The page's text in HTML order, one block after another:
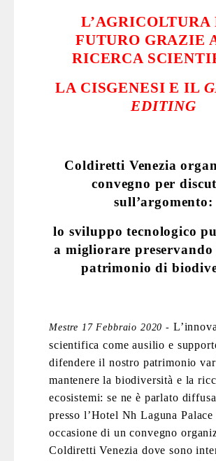
L’AGRICOLTURA
FUTURO GRAZIE
RICERCA
LA CISGENESI E IL
EDITING
Coldiretti Venezia
convegno per
sull’argomento:
lo sviluppo tecnologico
a migliorare
patrimonio di
Mestre 17 Febbraio 2020 -
scientifica come ausilio e
difendere il nostro patrimonio
mantenere la biodiversità e la
ecosistemi: se ne è parlato
presso l’Hotel Nh Laguna
occasione di un convegno
Coldiretti Venezia dove sono